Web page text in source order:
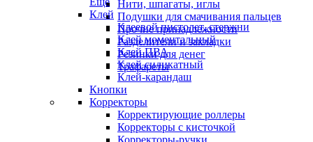
Нити, шпагаты, иглы
Подушки для смачивания пальцев
Прочие принадлежности
Разделители и закладки
Резинки для денег
Трафареты
Клей
Клеевой пистолет, стержни
Клей моментальный
Клей ПВА
Клей силикатный
Клей-карандаш
Кнопки
Корректоры
Корректирующие роллеры
Корректоры с кисточкой
Корректоры-ручки